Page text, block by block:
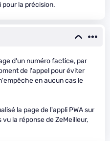
pour la précision.
d'un numéro factice, par
de l'appel pour éviter
en aucun cas le
la page de l'appli PWA sur
la réponse de ZeMeilleur,